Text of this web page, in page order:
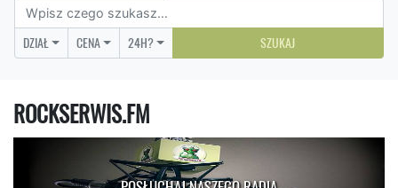
DZIAŁ CENA 24H? SZUKAJ
ROCKSERWIS.FM